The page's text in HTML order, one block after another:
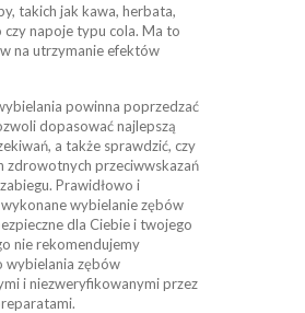
takich jak kawa, herbata,
czy napoje typu cola. Ma to
na utrzymanie efektów
powinna poprzedzać
dopasować najlepszą
a także sprawdzić, czy
zdrowotnych przeciwwskazań
Prawidłowo i
wybielanie zębów
dla Ciebie i twojego
nie rekomendujemy
wybielania zębów
i niezweryfikowanymi przez